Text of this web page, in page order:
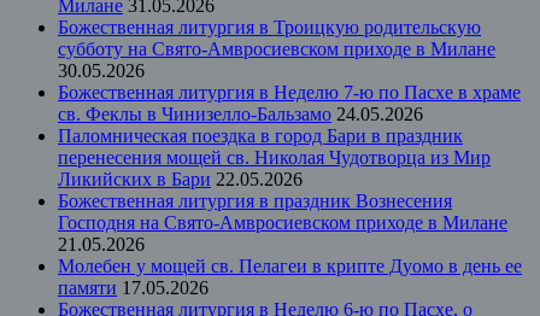
Милане 31.05.2026
Божественная литургия в Троицкую родительскую
субботу на Свято-Амвросиевском приходе в Милане
30.05.2026
Божественная литургия в Неделю 7-ю по Пасхе в храме
св. Феклы в Чинизелло-Бальзамо 24.05.2026
Паломническая поездка в город Бари в праздник
перенесения мощей св. Николая Чудотворца из Мир
Ликийских в Бари 22.05.2026
Божественная литургия в праздник Вознесения
Господня на Свято-Амвросиевском приходе в Милане
21.05.2026
Молебен у мощей св. Пелагеи в крипте Дуомо в день ее
памяти 17.05.2026
Божественная литургия в Неделю 6-ю по Пасхе, о